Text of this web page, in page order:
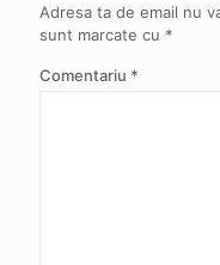
Adresa ta de email nu
sunt marcate cu *
Comentariu *